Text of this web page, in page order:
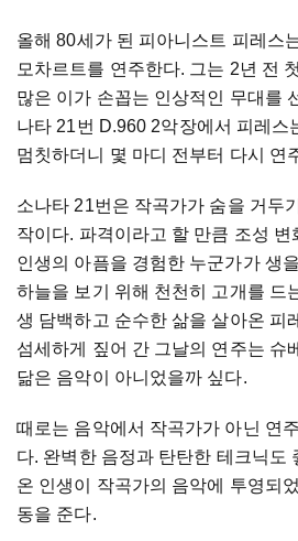
올해 80세가 된 피아니스트 피레스
모차르트를 연주한다. 그는 2년 전
많은 이가 손꼽는 인상적인 무대를
나타 21번 D.960 2악장에서 피레스
멈칫하더니 몇 마디 전부터 다시 연
소나타 21번은 작곡가가 숨을 거두
작이다. 파격이라고 할 만큼 조성
인생의 아픔을 경험한 누군가가 생
하늘을 보기 위해 천천히 고개를 드
생 담백하고 순수한 삶을 살아온 피
섬세하게 짚어 간 그날의 연주는 슈
닮은 음악이 아니었을까 싶다.
때로는 음악에서 작곡가가 아닌 연
다. 완벽한 음정과 탄탄한 테크닉도
온 인생이 작곡가의 음악에 투영되
동을 준다.